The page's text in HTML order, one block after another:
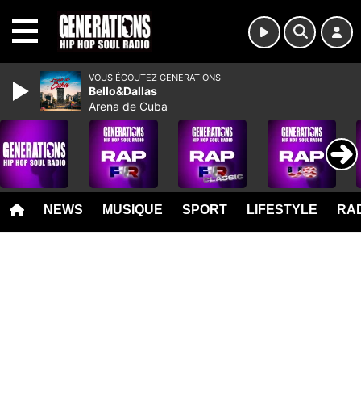
NEWS MUSIQUE SPORT LIFESTYLE
VOUS ÉCOUTEZ GENERATIONS
Bello&Dallas
Arena de Cuba